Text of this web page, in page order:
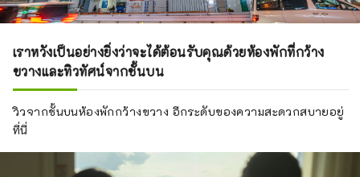
เราหวังเป็นอย่างยิ่งว่าจะได้ต้อนรับคุณด้วยห้องพักที่กว้าง
ขวางและทิวทัศน์จากชั้นบน
วิวจากชั้นบนห้องพักกว้างขวาง อีกระดับของความสะดวกสบายอยู่
ที่นี่